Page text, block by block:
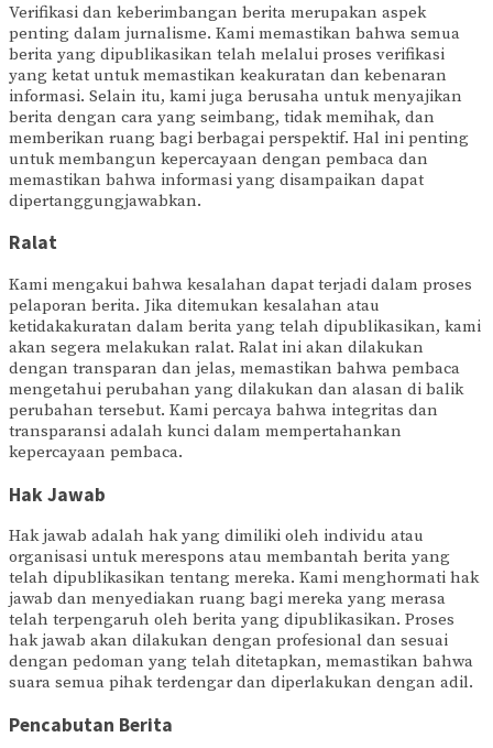
Verifikasi dan keberimbangan berita merupakan aspek
penting dalam jurnalisme. Kami memastikan bahwa semua
berita yang dipublikasikan telah melalui proses verifikasi
yang ketat untuk memastikan keakuratan dan kebenaran
informasi. Selain itu, kami juga berusaha untuk menyajikan
berita dengan cara yang seimbang, tidak memihak, dan
memberikan ruang bagi berbagai perspektif. Hal ini penting
untuk membangun kepercayaan dengan pembaca dan
memastikan bahwa informasi yang disampaikan dapat
dipertanggungjawabkan.
Ralat
Kami mengakui bahwa kesalahan dapat terjadi dalam proses
pelaporan berita. Jika ditemukan kesalahan atau
ketidakakuratan dalam berita yang telah dipublikasikan, kami
akan segera melakukan ralat. Ralat ini akan dilakukan
dengan transparan dan jelas, memastikan bahwa pembaca
mengetahui perubahan yang dilakukan dan alasan di balik
perubahan tersebut. Kami percaya bahwa integritas dan
transparansi adalah kunci dalam mempertahankan
kepercayaan pembaca.
Hak Jawab
Hak jawab adalah hak yang dimiliki oleh individu atau
organisasi untuk merespons atau membantah berita yang
telah dipublikasikan tentang mereka. Kami menghormati hak
jawab dan menyediakan ruang bagi mereka yang merasa
telah terpengaruh oleh berita yang dipublikasikan. Proses
hak jawab akan dilakukan dengan profesional dan sesuai
dengan pedoman yang telah ditetapkan, memastikan bahwa
suara semua pihak terdengar dan diperlakukan dengan adil.
Pencabutan Berita